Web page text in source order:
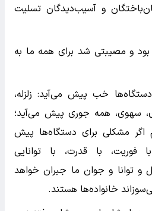
و آسیب‌دیدگان تسلیت
و مصیبتی شد برای همه ما به
خب پیش می‌آید: زلزله،
سهوی، همه جوری پیش می‌آید؛
مشکلی برای دستگاه‌ها پیش
فوریت، با قدرت، با توانایی
و توانا و جوان ما جبران خواهد
خانواده‌ها هستند.